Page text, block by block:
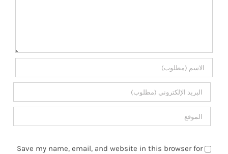
Save my name, email, and website in this browser for